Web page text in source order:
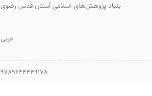
بنیاد پژوهش‌های اسلامی آستان قدس رضوی
عربی
9789644449178